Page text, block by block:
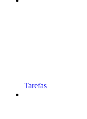
Tarefas